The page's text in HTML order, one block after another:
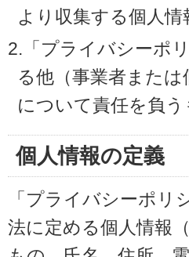
より収集する個人
2.「プライバシーポ
る他（事業者また
について責任を負
個人情報の定義
「プライバシーポリ
法に定める個人情報